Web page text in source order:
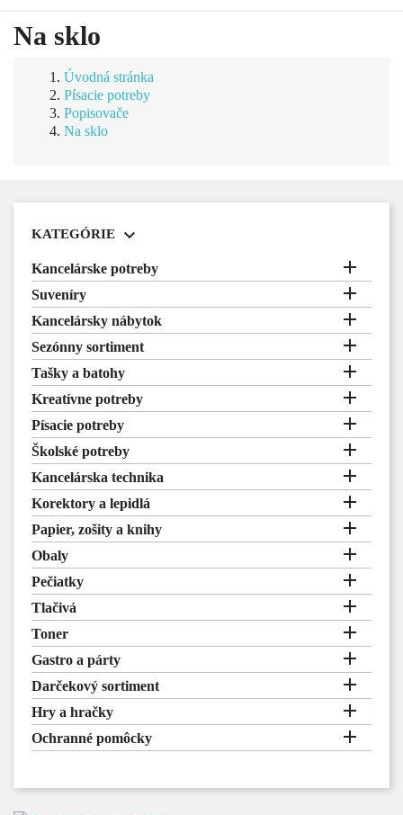
Na sklo
Úvodná stránka
Písacie potreby
Popisovače
Na sklo
KATEGÓRIE 
Kancelárske potreby 
Suveníry 
Kancelársky nábytok 
Sezónny sortiment 
Tašky a batohy 
Kreatívne potreby 
Písacie potreby 
Školské potreby 
Kancelárska technika 
Korektory a lepidlá 
Papier, zošity a knihy 
Obaly 
Pečiatky 
Tlačivá 
Toner 
Gastro a párty 
Darčekový sortiment 
Hry a hračky 
Ochranné pomôcky 